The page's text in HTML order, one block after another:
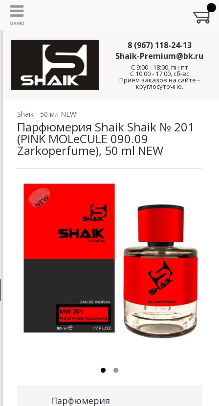
8 (967) 118-24-13
Shaik-Premium@bk.ru
C 9:00 - 18:00, пн-пт
С 10:00 - 17:00, сб-вс
Приём заказов на сайте -
круглосуточно.
Shaik - 50 мл NEW!
Парфюмерия Shaik Shaik № 201
(PINK MOLeCULE 090.09
Zarkoperfume), 50 ml NEW
Парфюмерия